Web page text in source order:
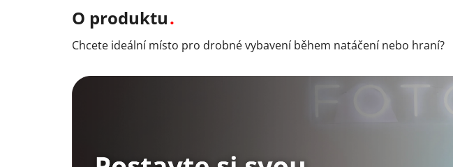
O produktu
Chcete ideální místo pro drobné vybavení během natáčení nebo hraní?